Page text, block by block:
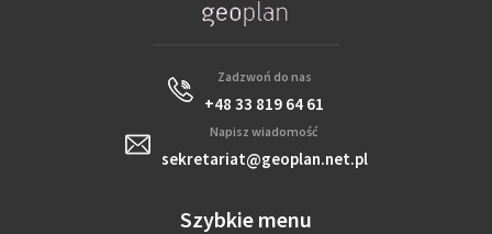
Zadzwoń do nas
+48 33 819 64 61
Napisz wiadomość
sekretariat@geoplan.net.pl
Szybkie menu